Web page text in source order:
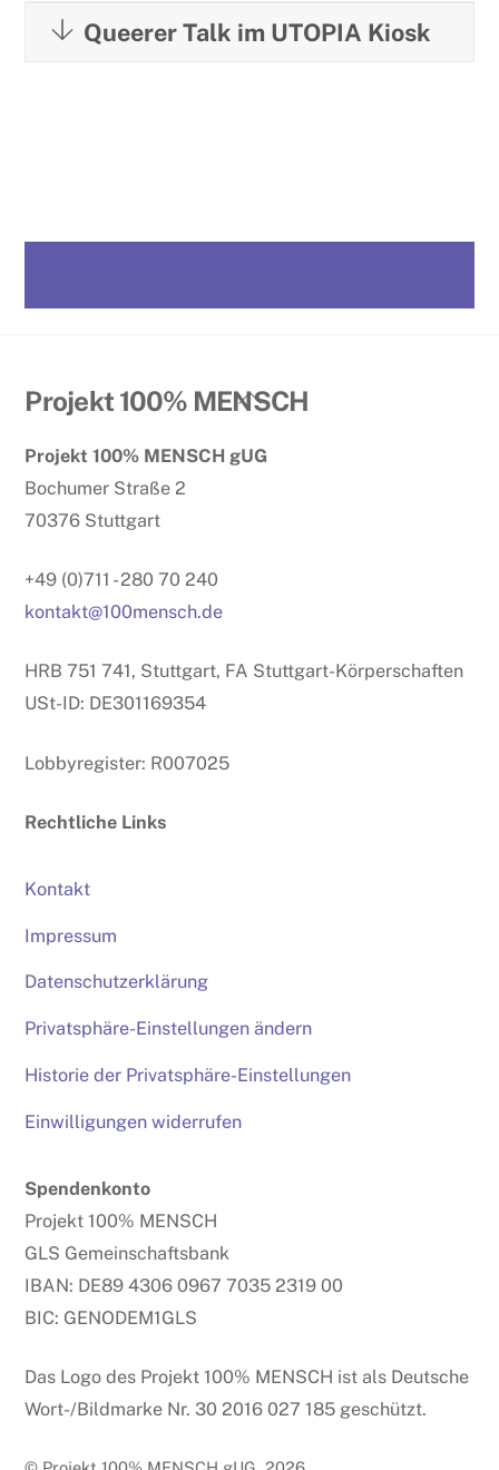
Queerer Talk im UTOPIA Kiosk
Back
Top
Projekt 100% MENSCH
Projekt 100% MENSCH gUG
Bochumer Straße 2
70376 Stuttgart
+49 (0)711 - 280 70 240
kontakt@100mensch.de
HRB 751 741, Stuttgart, FA Stuttgart-Körperschaften
USt-ID: DE301169354
Lobbyregister: R007025
Rechtliche Links
Kontakt
Impressum
Datenschutzerklärung
Privatsphäre-Einstellungen ändern
Historie der Privatsphäre-Einstellungen
Einwilligungen widerrufen
Spendenkonto
Projekt 100% MENSCH
GLS Gemeinschaftsbank
IBAN: DE89 4306 0967 7035 2319 00
BIC: GENODEM1GLS
Das Logo des Projekt 100% MENSCH ist als Deutsche
Wort-/Bildmarke Nr. 30 2016 027 185 geschützt.